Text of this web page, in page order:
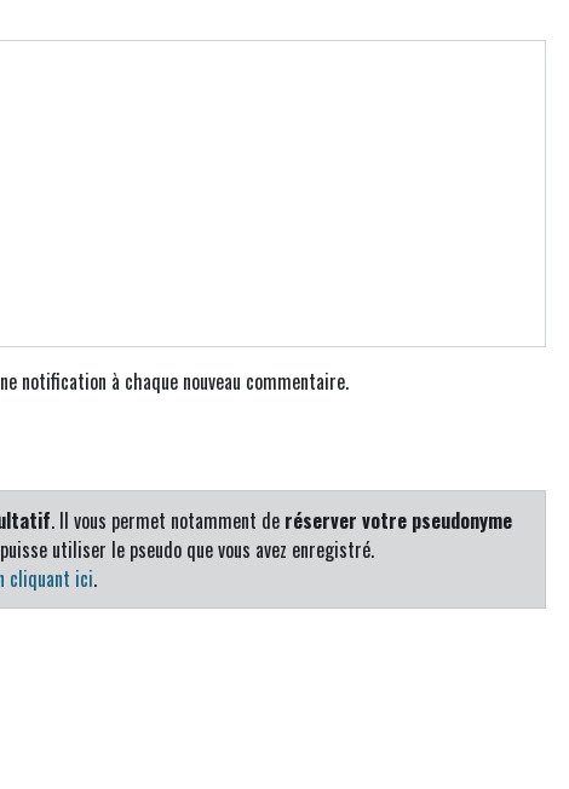
notification à chaque nouveau commentaire.
. Il vous permet notamment de réserver votre pseudonyme
utiliser le pseudo que vous avez enregistré.
cliquant ici.